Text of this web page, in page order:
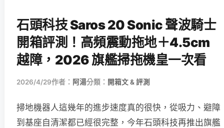
石頭科技 Saros 20 Sonic 聲波騎士
開箱評測！高頻震動拖地＋4.5cm
越障，2026 旗艦掃拖機皇一次看
2026/4/29作者： 阿湯分類： 開箱文 & 評測
掃地機器人這幾年的進步速度真的很快，從吸力、避障
到基座自清潔都已經很完整，今年石頭科技再推出旗艦